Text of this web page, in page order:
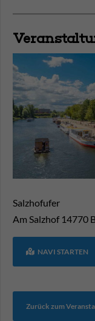
Salzhofufer
Am Salzhof 14770
NAVI STARTEN
Zurück zum